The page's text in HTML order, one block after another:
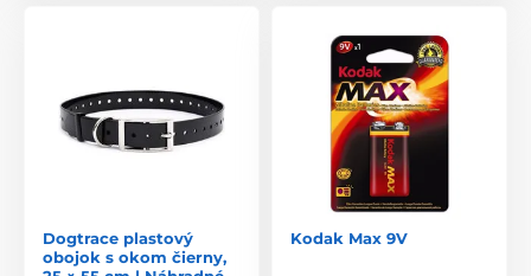
Dogtrace plastový
obojok s okom čierny,
Kodak Max 9V